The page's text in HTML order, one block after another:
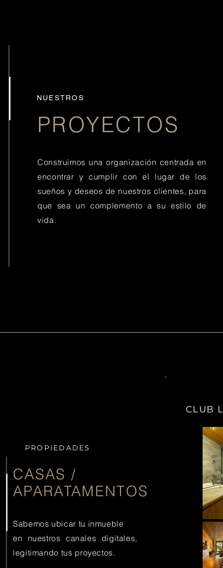
NUESTROS
PROYECTOS
Construimos una organización centrada en
encontrar y cumplir con el lugar de los
sueños y deseos de nuestros clientes, para
que sea un complemento a su estilo de
vida.
PROPIEDADES
CASAS /
APARATAMENTOS
Sabemos ubicar tu inmueble
en nuestros canales digitales,
legitimando tus proyectos.
CLUB